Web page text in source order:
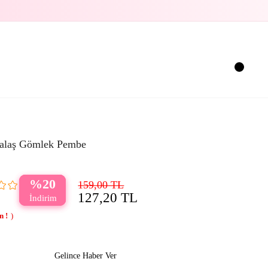
Gömlek Pembe
20 159,00 TL
127,20 TL
Gelince Haber Ver